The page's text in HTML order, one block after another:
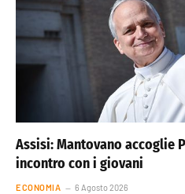
Assisi: Mantovano accoglie
incontro con i giovani
ECONOMIA 6 Agosto 2026